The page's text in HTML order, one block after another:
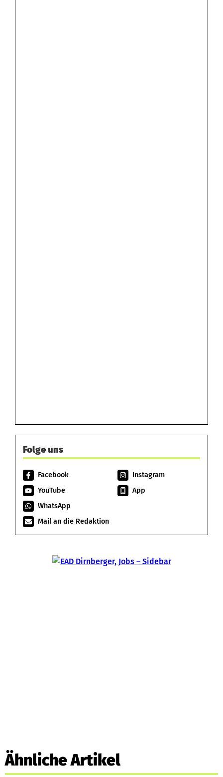
Folge uns
Facebook
Instagram
YouTube
App
WhatsApp
Mail an die Redaktion
Ähnliche Artikel